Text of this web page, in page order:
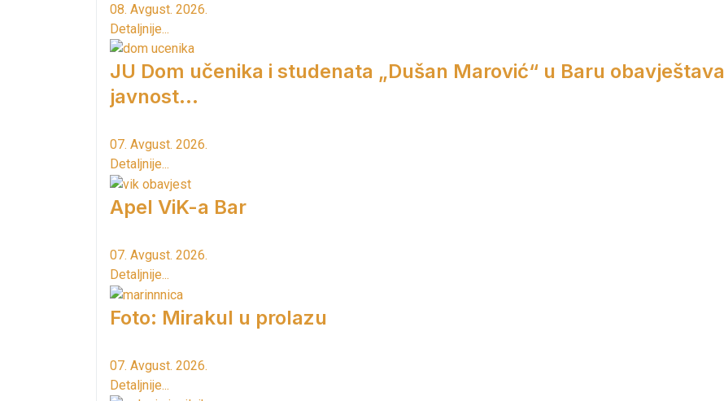
08. Avgust. 2026.
Detaljnije...
JU Dom učenika i studenata „Dušan Marović“ u Baru obavještava
javnost...
07. Avgust. 2026.
Detaljnije...
Apel ViK-a Bar
07. Avgust. 2026.
Detaljnije...
Foto: Mirakul u prolazu
07. Avgust. 2026.
Detaljnije...